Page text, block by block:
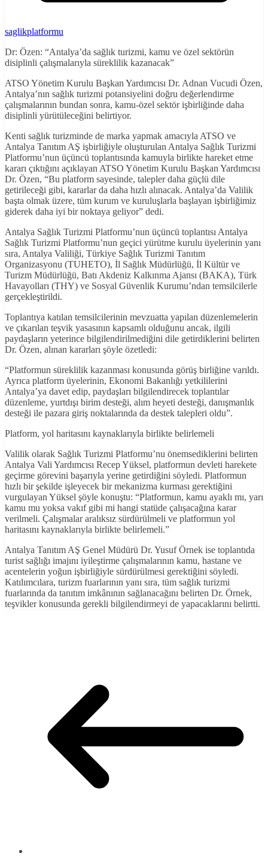
saglikplatformu
Dr: Özen: “Antalya’da sağlık turizmi, kamu ve özel sektörün
disiplinli çalışmalarıyla süreklilik kazanacak”
ATSO Yönetim Kurulu Başkan Yardımcısı Dr. Adnan Vucudi Özen,
Antalya’nın sağlık turizmi potansiyelini doğru değerlendirme
çalışmalarının bundan sonra, kamu-özel sektör işbirliğinde daha
disiplinli yürütüleceğini belirtiyor.
Kenti sağlık turizminde de marka yapmak amacıyla ATSO ve
Antalya Tanıtım AŞ işbirliğiyle oluşturulan Antalya Sağlık Turizmi
Platformu’nun üçüncü toplantısında kamuyla birlikte hareket etme
kararı çıktığını açıklayan ATSO Yönetim Kurulu Başkan Yardımcısı
Dr. Özen, “Bu platform sayesinde, talepler daha güçlü dile
getirileceği gibi, kararlar da daha hızlı alınacak. Antalya’da Valilik
başta olmak üzere, tüm kurum ve kuruluşlarla başlayan işbirliğimiz
giderek daha iyi bir noktaya geliyor” dedi.
Antalya Sağlık Turizmi Platformu’nun üçüncü toplantısı Antalya
Sağlık Turizmi Platformu’nun geçici yürütme kurulu üyelerinin yanı
sıra, Antalya Valiliği, Türkiye Sağlık Turizmi Tanıtım
Organizasyonu (TUHETO), İl Sağlık Müdürlüğü, İl Kültür ve
Turizm Müdürlüğü, Batı Akdeniz Kalkınma Ajansı (BAKA), Türk
Havayolları (THY) ve Sosyal Güvenlik Kurumu’ndan temsilcilerle
gerçekleştirildi.
Toplantıya katılan temsilcilerinin mevzuatta yapılan düzenlemelerin
ve çıkarılan teşvik yasasının kapsamlı olduğunu ancak, ilgili
paydaşların yeterince bilgilendirilmediğini dile getirdiklerini belirten
Dr. Özen, alınan kararları şöyle özetledi:
“Platformun süreklilik kazanması konusunda görüş birliğine varıldı.
Ayrıca platform üyelerinin, Ekonomi Bakanlığı yetkililerini
Antalya’ya davet edip, paydaşları bilgilendirecek toplantılar
düzenleme, yurtdışı birim desteği, alım heyeti desteği, danışmanlık
desteği ile pazara giriş noktalarında da destek talepleri oldu”.
Platform, yol haritasını kaynaklarıyla birlikte belirlemeli
Valilik olarak Sağlık Turizmi Platformu’nu önemsediklerini belirten
Antalya Vali Yardımcısı Recep Yüksel, platformun devleti harekete
geçirme görevini başarıyla yerine getirdiğini söyledi. Platformun
hızlı bir şekilde işleyecek bir mekanizma kurması gerektiğini
vurgulayan Yüksel şöyle konuştu: “Platformun, kamu ayaklı mı, yarı
kamu mu yoksa vakıf gibi mi hangi statüde çalışacağına karar
verilmeli. Çalışmalar aralıksız sürdürülmeli ve platformun yol
haritasını kaynaklarıyla birlikte belirlemeli.”
Antalya Tanıtım AŞ Genel Müdürü Dr. Yusuf Örnek ise toplantıda
turist sağlığı imajını iyileştirme çalışmalarının kamu, hastane ve
acentelerin yoğun işbirliğiyle sürdürülmesi gerektiğini söyledi.
Katılımcılara, turizm fuarlarının yanı sıra, tüm sağlık turizmi
fuarlarında da tanıtım imkânının sağlanacağını belirten Dr. Örnek,
teşvikler konusunda gerekli bilgilendirmeyi de yapacaklarını belirtti.